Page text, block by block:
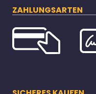
ZAHLUNGSARTEN